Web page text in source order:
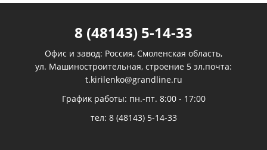
8 (48143) 5-14-33
Офис и завод: Россия, Смоленская область,
ул. Машиностроительная, строение 5 эл.почта:
t.kirilenko@grandline.ru
График работы: пн.-пт. 8:00 - 17:00
тел: 8 (48143) 5-14-33